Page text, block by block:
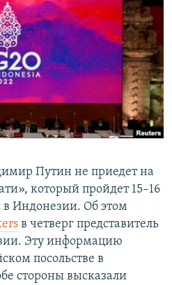
Путин не приедет на
который пройдет 15–16
в Индонезии. Об этом
в четверг представитель
Эту информацию
посольстве в
стороны высказали